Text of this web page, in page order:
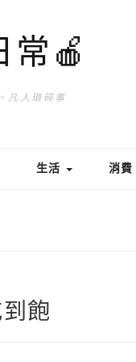
常🍎
凡人瑣碎事
生活 消費
飽